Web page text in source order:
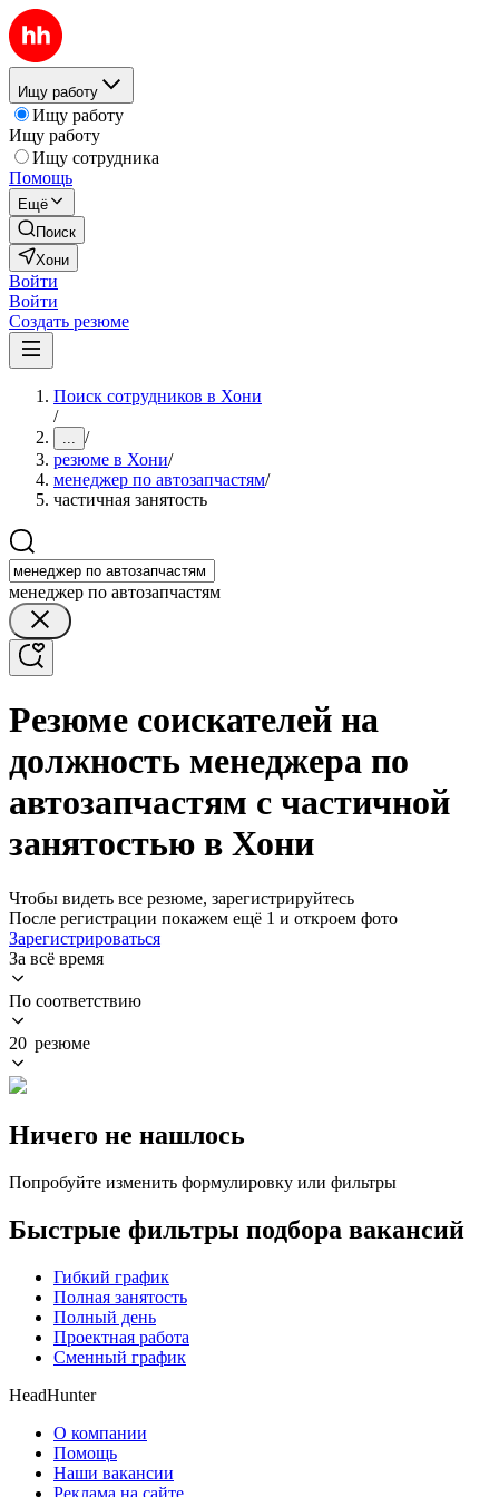
Ищу работу
Ищу работу
Ищу работу
Ищу сотрудника
Помощь
Ещё
Поиск
Хони
Войти
Войти
Создать резюме
Поиск сотрудников в Хони
/
... /
резюме в Хони/
менеджер по автозапчастям/
частичная занятость
менеджер по автозапчастям
Резюме соискателей на
должность менеджера по
автозапчастям с частичной
занятостью в Хони
Чтобы видеть все резюме, зарегистрируйтесь
После регистрации покажем ещё 1 и откроем фото
Зарегистрироваться
За всё время
По соответствию
20 резюме
Ничего не нашлось
Попробуйте изменить формулировку или фильтры
Быстрые фильтры подбора вакансий
Гибкий график
Полная занятость
Полный день
Проектная работа
Сменный график
HeadHunter
О компании
Помощь
Наши вакансии
Реклама на сайте